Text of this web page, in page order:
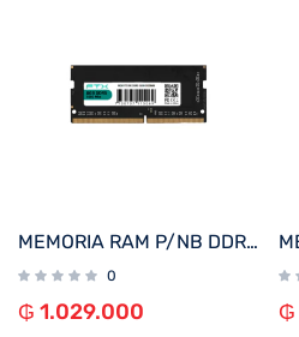
MEMORIA RAM P/NB DDR5 8GB 5600 FTX 115069
0
₲ 1.029.000 ₲